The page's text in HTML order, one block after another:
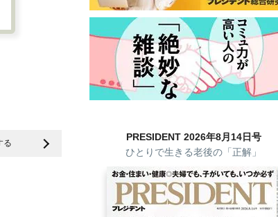
る
PRESIDENT 2026年8月14日号
ひとりで生きる老後の「正解」